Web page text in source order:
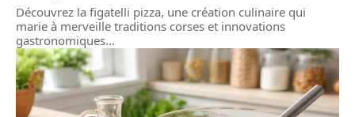
Découvrez la figatelli pizza, une création culinaire qui
marie à merveille traditions corses et innovations
gastronomiques…